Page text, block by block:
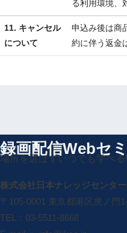
る利用環境、
11. キャンセル
について
申込み後は商
約に伴う返金
録画配信Webセ
場所を選ばずいつでも学べ
株式会社日本ナレッジセンター
〒105-0001 東京都港区虎ノ門
TEL：03-5511-8668